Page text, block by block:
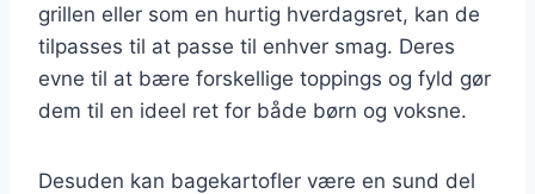
grillen eller som en hurtig hverdagsret, kan de
tilpasses til at passe til enhver smag. Deres
evne til at bære forskellige toppings og fyld gør
dem til en ideel ret for både børn og voksne.
Desuden kan bagekartofler være en sund del